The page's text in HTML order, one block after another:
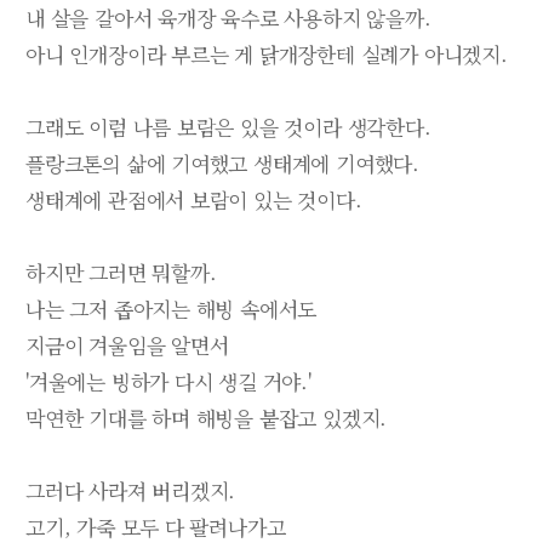
내 살을 갈아서 육개장 육수로 사용하지 않을까.
아니 인개장이라 부르는 게 닭개장한테 실례가 아니겠지.
그래도 이럼 나름 보람은 있을 것이라 생각한다.
플랑크톤의 삶에 기여했고 생태계에 기여했다.
생태계에 관점에서 보람이 있는 것이다.
하지만 그러면 뭐할까.
나는 그저 좁아지는 해빙 속에서도
지금이 겨울임을 알면서
'겨울에는 빙하가 다시 생길 거야.'
막연한 기대를 하며 해빙을 붙잡고 있겠지.
그러다 사라져 버리겠지.
고기, 가죽 모두 다 팔려나가고